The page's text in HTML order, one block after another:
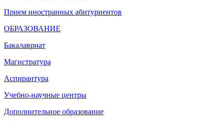
Прием иностранных абитуриентов
ОБРАЗОВАНИЕ
Бакалавриат
Магистратура
Аспирантура
Учебно-научные центры
Дополнительное образование